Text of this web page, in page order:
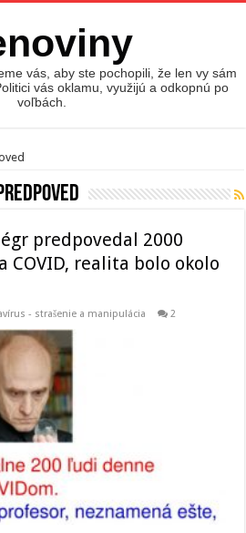
vás, aby ste pochopili, že len vy sám
vás oklamu, využijú a odkopnú po
voľbách.
predpovedal 2000
COVID, realita bolo okolo
- strašenie a manipulácia 2